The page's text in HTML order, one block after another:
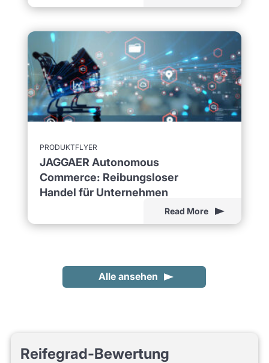
PRODUKTFLYER
JAGGAER Autonomous
Commerce: Reibungsloser
Handel für Unternehmen
Read More
Alle ansehen
Reifegrad-Bewertung